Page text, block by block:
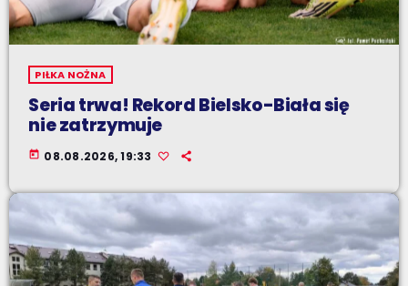
PIŁKA NOŻNA
Seria trwa! Rekord Bielsko-Biała się
nie zatrzymuje
today 08.08.2026, 19:33